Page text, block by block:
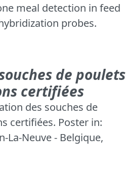
meal detection in feed
probes.
de poulets
certifiées
des souches de
certifiées. Poster in:
La-Neuve - Belgique,